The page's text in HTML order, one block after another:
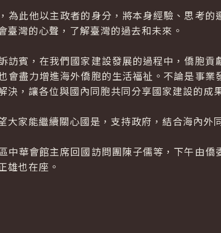
此他以主政者的身分，將本身經驗、思考的
臺灣的心聲，了解臺灣的過去和未來。
賓，在我們國家建設發展的過程中，僑胞貢
會盡力增進海外僑胞的生活福祉。不論是事
決，讓各位與國內同胞共同分享國家建設的成
家能繼續關心國是，支持政府，結合海內外
華會館主席回國訪問團陳子儒等，下午由僑
雄也在座。